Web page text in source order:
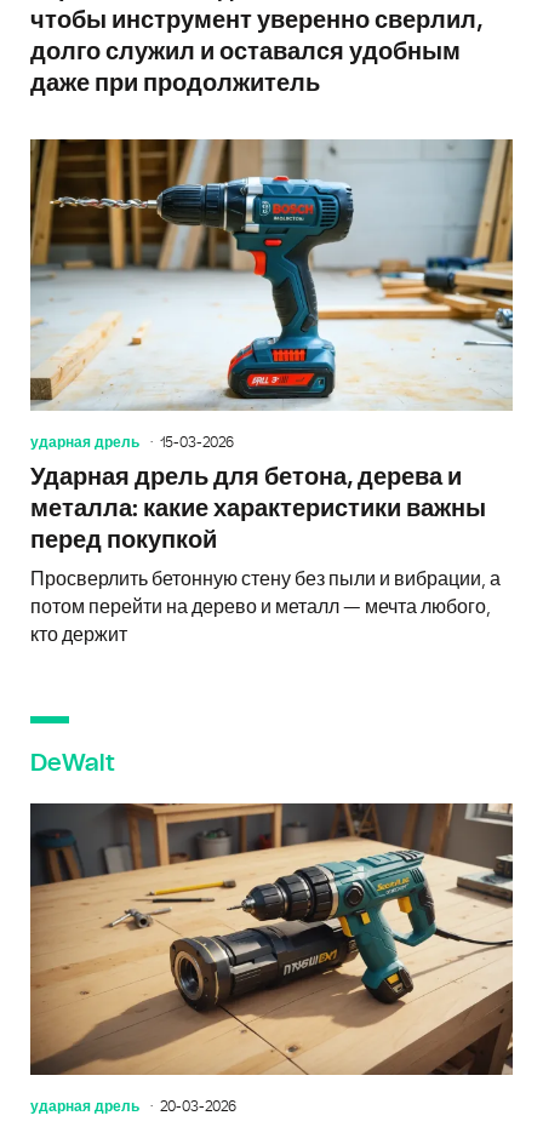
чтобы инструмент уверенно сверлил,
долго служил и оставался удобным
даже при продолжитель
ударная дрель 15-03-2026
Ударная дрель для бетона, дерева и
металла: какие характеристики важны
перед покупкой
Просверлить бетонную стену без пыли и вибрации, а
потом перейти на дерево и металл — мечта любого,
кто держит
DeWalt
ударная дрель 20-03-2026